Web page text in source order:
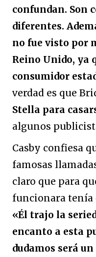
confundan. Son
diferentes.
no fue visto por
Reino Unido, ya
consumidor
verdad es que
Stella para
algunos
Casby confiesa
famosas
claro que para
funcionara tenía
«Él trajo la
encanto a esta
dudamos será